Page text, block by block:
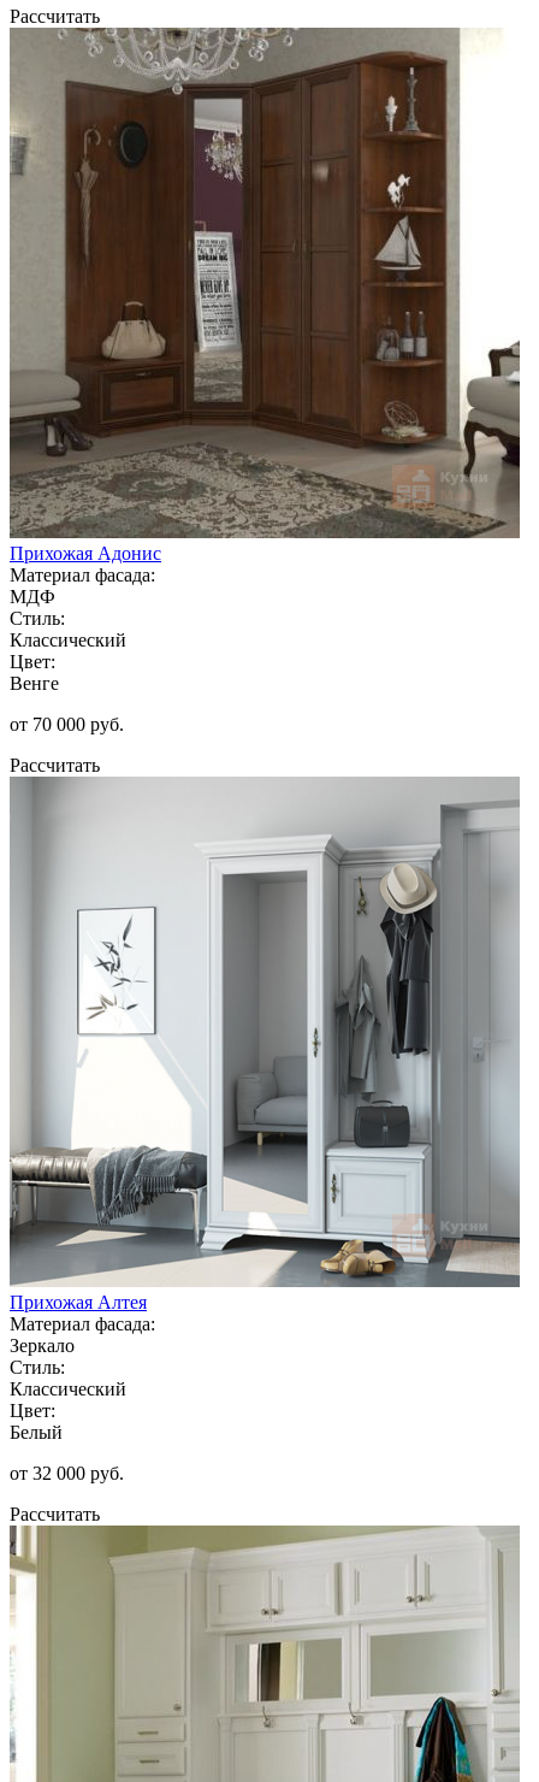
Рассчитать
Прихожая Адонис
Материал фасада:
МДФ
Стиль:
Классический
Цвет:
Венге
от 70 000 руб.
Рассчитать
Прихожая Алтея
Материал фасада:
Зеркало
Стиль:
Классический
Цвет:
Белый
от 32 000 руб.
Рассчитать